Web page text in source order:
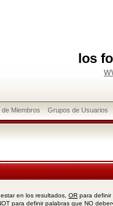
los
de Miembros Grupos de Usuarios
en los resultados, OR para definir
para definir palabras que NO